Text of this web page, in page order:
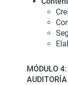
MÓDULO